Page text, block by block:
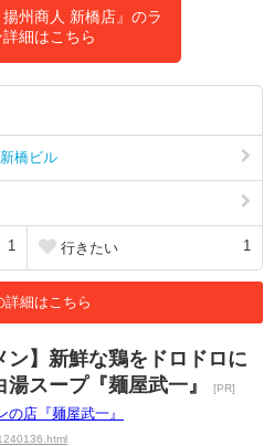
揚州商人 新橋店』のラ
細はこちら
橋ビル
1 行きたい 1
詳細はこちら
ン】新鮮な鶏をドロドロに
スープ『麺屋武一』
[PR]